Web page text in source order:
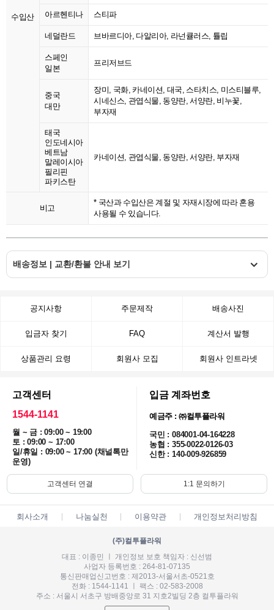
수입산 아르헨티나 스티파
네덜란드 브바르디아, 다알리아, 라넌큘러스, 튤립
스페인
일본
프리저브드
중국
대만
장미, 국화, 카네이션, 대국, 스타치스, 미스티블루,
시네신스, 관엽식물, 동양란, 서양란, 비누꽃,
부자재
태국
인도네시아
베트남
말레이시아
필리핀
파키스탄
카네이션, 관엽식물, 동양란, 서양란, 부자재
비고
* 국산과 수입산은 계절 및 자재시장에 따라 혼용
사용될 수 있습니다.
배송정보 | 교환/환불 안내 보기
공지사항 주문제작 배송사진
입금자 찾기 FAQ 계산서 발행
상품관리 요령 회원사 모집 회원사 인트라넷
고객센터
1544-1141
월 ~ 금 : 09:00 ~ 19:00
토 : 09:00 ~ 17:00
일/휴일 : 09:00 ~ 17:00 (채널톡만
운영)
입금 계좌번호
예금주 : ㈜컬투플라워
국민 : 084001-04-164228
농협 : 355-0022-0126-03
신한 : 140-009-926859
고객센터 연결 1:1 문의하기
회사소개 나눔실천 이용약관 개인정보처리방침
(주)컬투플라워
대표 : 이종민 ㅣ 개인정보 보호 책임자 : 신선범
사업자 등록번호 : 264-81-07135
통신판매업신고번호 : 제2013-서울서초-0521호
전화 : 1544-1141 ㅣ 팩스 : 02-583-2008
주소 : 서울시 서초구 방배중앙로 31 지호2빌딩 2층 컬투플라워